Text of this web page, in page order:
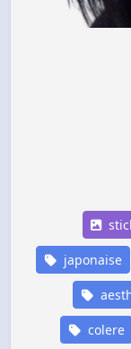
japonaise
colere